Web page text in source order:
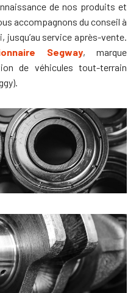
de nos produits et
accompagnons du conseil à
jusqu’au service après-vente.
Segway, marque
de véhicules tout-terrain